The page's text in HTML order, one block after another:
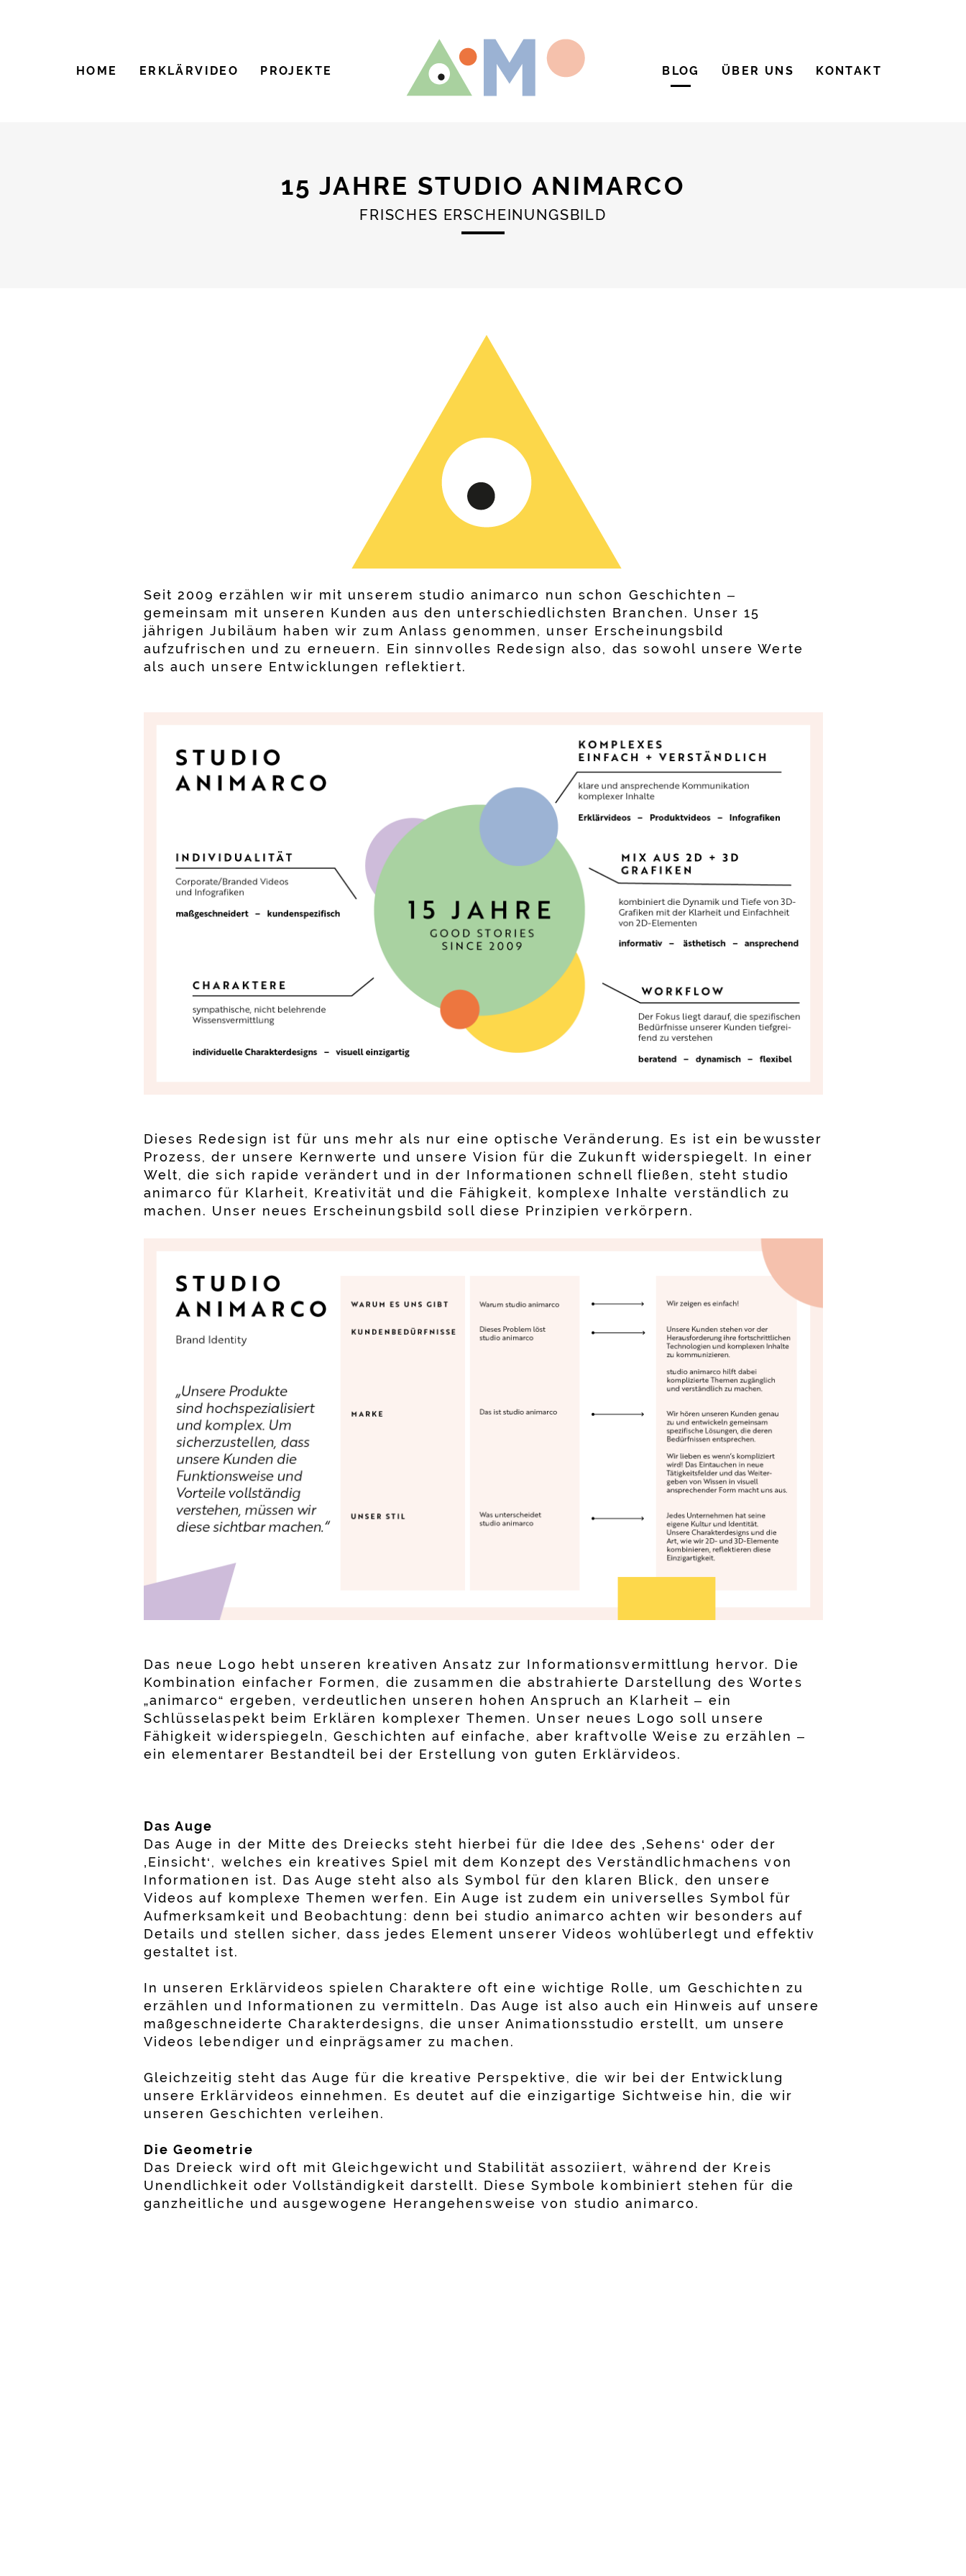
HOME ERKLÄRVIDEO PROJEKTE BLOG ÜBER UNS KONTAKT
15 JAHRE STUDIO ANIMARCO
FRISCHES ERSCHEINUNGSBILD
Seit 2009 erzählen wir mit unserem studio animarco nun schon Geschichten –
gemeinsam mit unseren Kunden aus den unterschiedlichsten Branchen. Unser 15
jährigen Jubiläum haben wir zum Anlass genommen, unser Erscheinungsbild
aufzufrischen und zu erneuern. Ein sinnvolles Redesign also, das sowohl unsere Werte
als auch unsere Entwicklungen reflektiert.
Dieses Redesign ist für uns mehr als nur eine optische Veränderung. Es ist ein bewusster
Prozess, der unsere Kernwerte und unsere Vision für die Zukunft widerspiegelt. In einer
Welt, die sich rapide verändert und in der Informationen schnell fließen, steht studio
animarco für Klarheit, Kreativität und die Fähigkeit, komplexe Inhalte verständlich zu
machen. Unser neues Erscheinungsbild soll diese Prinzipien verkörpern.
Das neue Logo hebt unseren kreativen Ansatz zur Informationsvermittlung hervor. Die
Kombination einfacher Formen, die zusammen die abstrahierte Darstellung des Wortes
„animarco“ ergeben, verdeutlichen unseren hohen Anspruch an Klarheit – ein
Schlüsselaspekt beim Erklären komplexer Themen. Unser neues Logo soll unsere
Fähigkeit widerspiegeln, Geschichten auf einfache, aber kraftvolle Weise zu erzählen –
ein elementarer Bestandteil bei der Erstellung von guten Erklärvideos.
Das Auge
Das Auge in der Mitte des Dreiecks steht hierbei für die Idee des ‚Sehens‘ oder der
‚Einsicht‘, welches ein kreatives Spiel mit dem Konzept des Verständlichmachens von
Informationen ist. Das Auge steht also als Symbol für den klaren Blick, den unsere
Videos auf komplexe Themen werfen. Ein Auge ist zudem ein universelles Symbol für
Aufmerksamkeit und Beobachtung: denn bei studio animarco achten wir besonders auf
Details und stellen sicher, dass jedes Element unserer Videos wohlüberlegt und effektiv
gestaltet ist.
In unseren Erklärvideos spielen Charaktere oft eine wichtige Rolle, um Geschichten zu
erzählen und Informationen zu vermitteln. Das Auge ist also auch ein Hinweis auf unsere
maßgeschneiderte Charakterdesigns, die unser Animationsstudio erstellt, um unsere
Videos lebendiger und einprägsamer zu machen.
Gleichzeitig steht das Auge für die kreative Perspektive, die wir bei der Entwicklung
unsere Erklärvideos einnehmen. Es deutet auf die einzigartige Sichtweise hin, die wir
unseren Geschichten verleihen.
Die Geometrie
Das Dreieck wird oft mit Gleichgewicht und Stabilität assoziiert, während der Kreis
Unendlichkeit oder Vollständigkeit darstellt. Diese Symbole kombiniert stehen für die
ganzheitliche und ausgewogene Herangehensweise von studio animarco.